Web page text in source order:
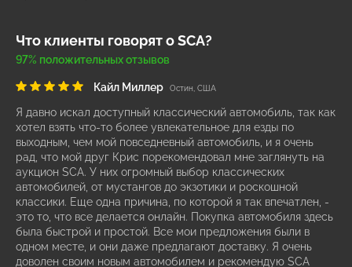
Что клиенты говорят о SCA?
97% положительных отзывов
Кайл Миллер Остин, США
Я давно искал доступный классический автомобиль, так как
хотел взять что-то более увлекательное для езды по
выходным, чем мой повседневный автомобиль, и я очень
рад, что мой друг Крис порекомендовал мне заглянуть на
аукцион SCA. У них огромный выбор классических
автомобилей, от мустангов до экзотики и роскошной
классики. Еще одна причина, по которой я так впечатлен, -
это то, что все делается онлайн. Покупка автомобиля здесь
была быстрой и простой. Все мои предложения были в
одном месте, и они даже предлагают доставку. Я очень
доволен своим новым автомобилем и рекомендую SCA